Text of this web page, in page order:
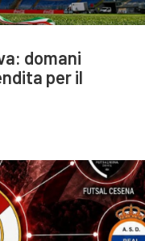
domani
per il